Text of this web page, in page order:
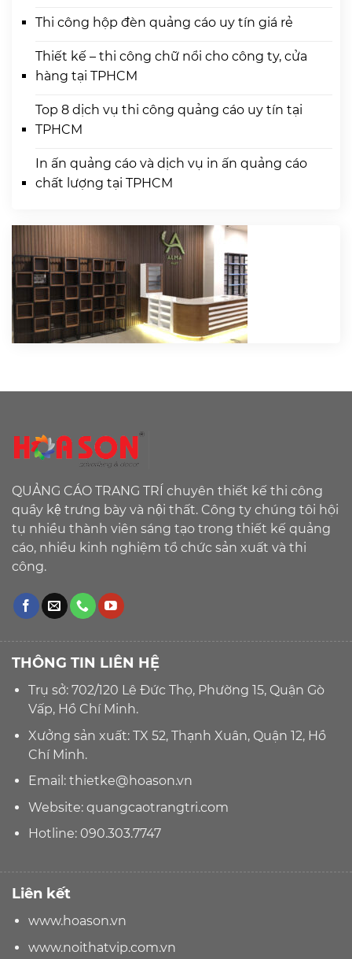
Thi công hộp đèn quảng cáo uy tín giá rẻ
Thiết kế – thi công chữ nổi cho công ty, cửa
hàng tại TPHCM
Top 8 dịch vụ thi công quảng cáo uy tín tại
TPHCM
In ấn quảng cáo và dịch vụ in ấn quảng cáo
chất lượng tại TPHCM
QUẢNG CÁO TRANG TRÍ chuyên thiết kế thi công
quầy kệ trưng bày và nội thất. Công ty chúng tôi hội
tụ nhiều thành viên sáng tạo trong thiết kế quảng
cáo, nhiều kinh nghiệm tổ chức sản xuất và thi
công.
THÔNG TIN LIÊN HỆ
Trụ sở: 702/120 Lê Đức Thọ, Phường 15, Quận Gò
Vấp, Hồ Chí Minh.
Xưởng sản xuất: TX 52, Thạnh Xuân, Quận 12, Hồ
Chí Minh.
Email: thietke@hoason.vn
Website:quangcaotrangtri.com
Hotline: 090.303.7747
Liên kết
www.hoason.vn
www.noithatvip.com.vn